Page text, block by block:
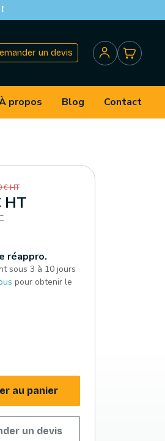
un devis
propos Blog Contact
€ HT
HT
réappro.
sous 3 à 10 jours
pour obtenir le
au panier
un devis